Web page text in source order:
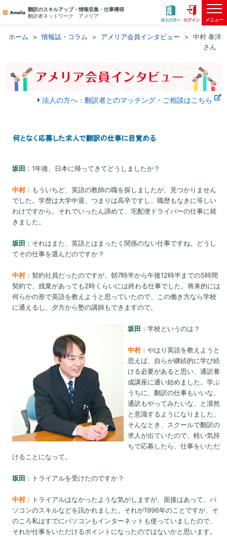
翻訳のスキルアップ・情報収集・仕事獲得
翻訳者ネットワーク アメリア
法人の方へ ログイン メニュー
ホーム 情報誌・コラム アメリア会員インタビュー
中村 泰洋
さん
法人の方へ：翻訳者とのマッチング・ご相談はこちら
坂田 ：1年後、日本に帰ってきてどうしましたか？
中村：もういちど、英語の教師の職を探しましたが、見つかりません
でした。学歴は大学中退、つまりは高卒ですし、職歴もなきに等しい
わけですから。それでいったん諦めて、宅配便ドライバーの仕事に就
きました。
坂田 ：それはまた、英語とはまったく関係のない仕事ですね。どうし
てその仕事を選んだのですか？
中村：契約社員だったのですが、朝7時半から午後12時半までの5時間
契約で、残業があっても2時くらいには終わる仕事でした。将来的には
何らかの形で英語を教えようと思っていたので、この働き方なら学校
に通えるし、夕方から塾の講師もできますので。
坂田 ：学校というのは？
中村：やはり英語を教えようと
思えば、自らが継続的に学び続
ける必要があると思い、通訳養
成講座に通い始めました。学ぶ
うちに、翻訳の仕事もいいな、
通訳もやってみたいな、と漠然
と意識するようになりました。
そんなとき、スクールで翻訳の
求人が出ていたので、軽い気持
ちで応募したら、仕事をいただ
けることになって。
坂田 ：トライアルを受けたのですか？
中村：トライアルはなかったような気がしますが、面接はあって、パ
ソコンのスキルなどを訊かれました。それが1996年のことですが、そ
のころ私はすでにパソコンもインターネットも使っていましたので、
それが仕事をいただけるポイントになったのではないかと思います。